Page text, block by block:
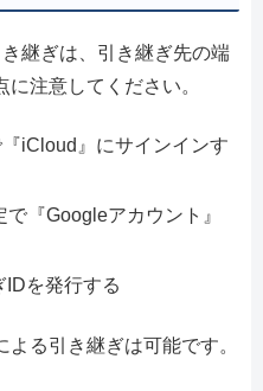
継ぎは、引き継ぎ先の端
注意してください。
iCloud』にサインインす
『Googleアカウント』
IDを発行する
る引き継ぎは可能です。